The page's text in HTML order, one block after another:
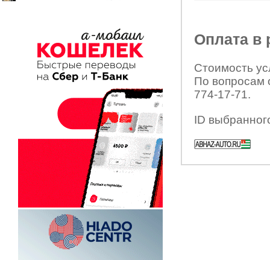
Оплата в
Стоимость
По вопросам
774-17-71.
ID